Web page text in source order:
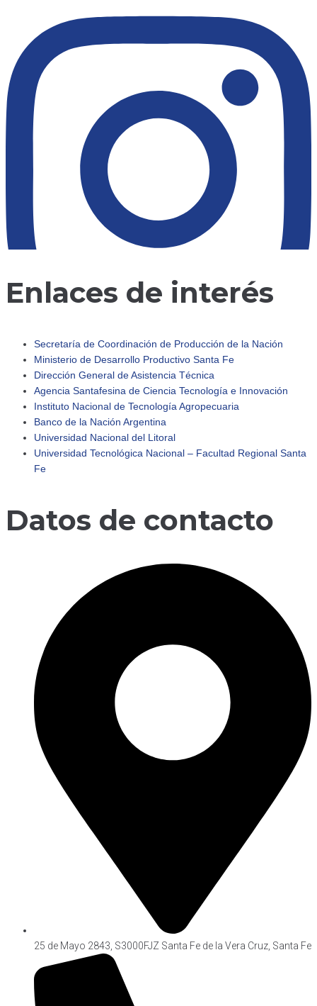
adersantafe
🔹 Retomamos actividades Comenzamos un nuevo año c
Enlaces de interés
Secretaría de Coordinación de Producción de la Nación
Ministerio de Desarrollo Productivo Santa Fe
Dirección General de Asistencia Técnica
Agencia Santafesina de Ciencia Tecnología e Innovación
Instituto Nacional de Tecnología Agropecuaria
Banco de la Nación Argentina
Universidad Nacional del Litoral
Universidad Tecnológica Nacional – Facultad Regional Santa
Fe
Datos de contacto
25 de Mayo 2843, S3000FJZ Santa Fe de la Vera Cruz, Santa Fe